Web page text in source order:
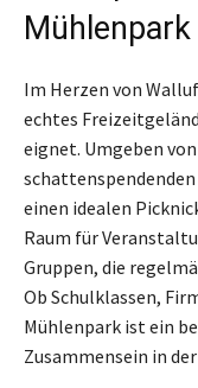
Mühlenpark
Im Herzen von
echtes
eignet. Umgeben
einen idealen
Raum für
Gruppen, die
Ob Schulklassen,
Mühlenpark ist ein
Zusammensein in